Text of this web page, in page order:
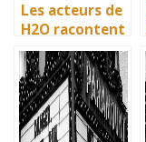
Les acteurs de
H2O racontent
: comment l’ile
de Mako a pris
vie en
Australie